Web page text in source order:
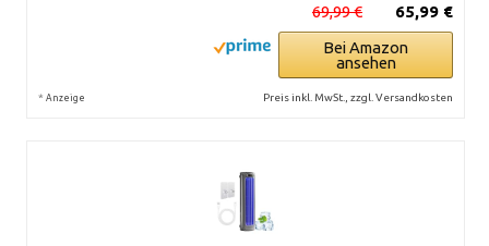
65,99 €
69,99 €
Bei Amazon
ansehen
* Anzeige Preis inkl. MwSt., zzgl. Versandkosten